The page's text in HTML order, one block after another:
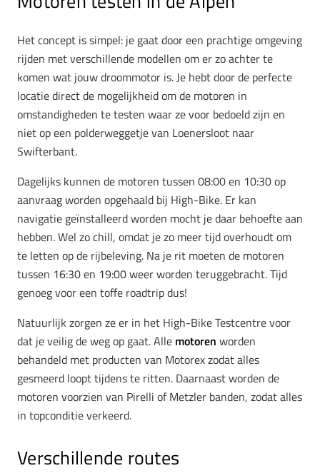
Het concept is simpel: je gaat door een prachtige omgeving
rijden met verschillende modellen om er zo achter te
komen wat jouw droommotor is. Je hebt door de perfecte
locatie direct de mogelijkheid om de motoren in
omstandigheden te testen waar ze voor bedoeld zijn en
niet op een polderweggetje van Loenersloot naar
Swifterbant.
Dagelijks kunnen de motoren tussen 08:00 en 10:30 op
aanvraag worden opgehaald bij High-Bike. Er kan
navigatie geïnstalleerd worden mocht je daar behoefte aan
hebben. Wel zo chill, omdat je zo meer tijd overhoudt om
te letten op de rijbeleving. Na je rit moeten de motoren
tussen 16:30 en 19:00 weer worden teruggebracht. Tijd
genoeg voor een toffe roadtrip dus!
Natuurlijk zorgen ze er in het High-Bike Testcentre voor
dat je veilig de weg op gaat. Alle motoren worden
behandeld met producten van Motorex zodat alles
gesmeerd loopt tijdens te ritten. Daarnaast worden de
motoren voorzien van Pirelli of Metzler banden, zodat alles
in topconditie verkeerd.
Verschillende routes